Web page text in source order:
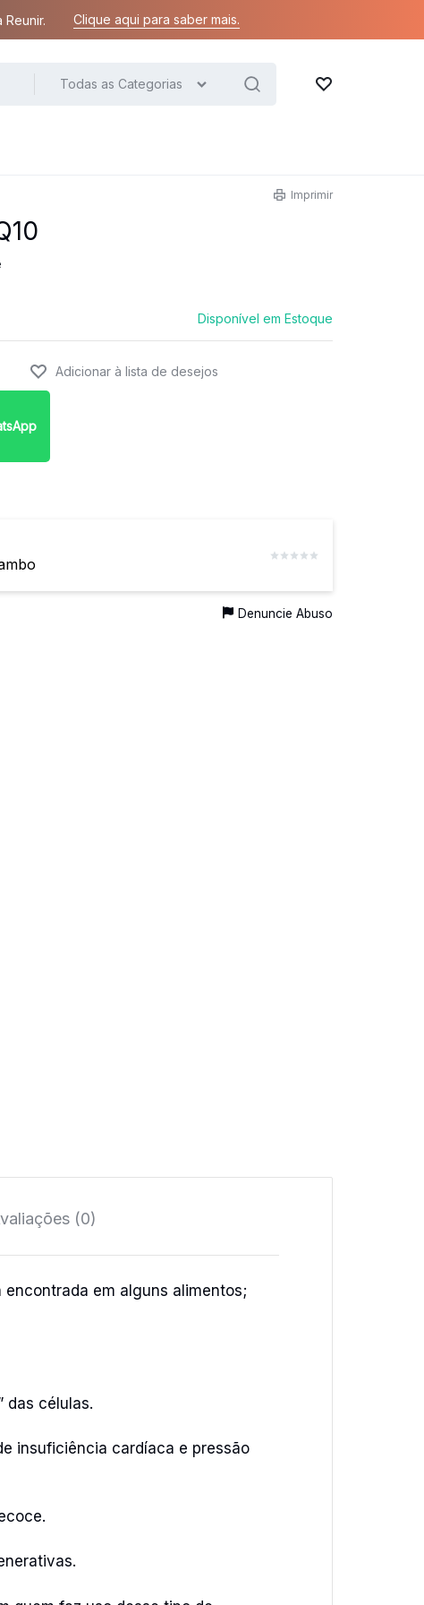
Clique aqui para saber mais.
Todas as Categorias
Imprimir
Disponível em Estoque
Denuncie Abuso
(0)
encontrada em alguns alimentos;
das células.
insuficiência cardíaca e pressão